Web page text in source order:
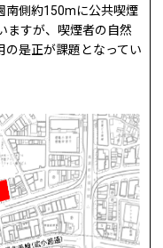
南側約150mに公共喫煙
ますが、喫煙者の自然
の是正が課題となってい